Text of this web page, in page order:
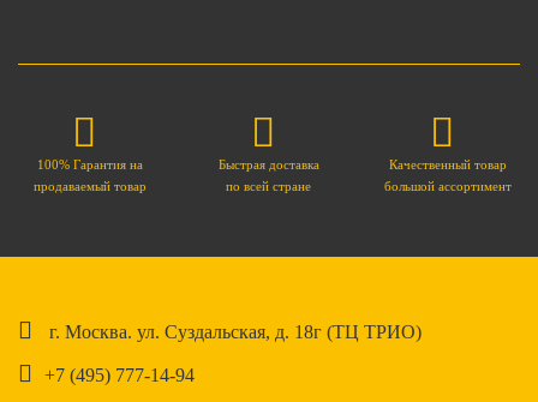
100% Гарантия на
продаваемый товар
Быстрая доставка
по всей стране
Качественный товар
большой ассортимент
г. Москва. ул. Суздальская, д. 18г (ТЦ ТРИО)
+7 (495) 777-14-94